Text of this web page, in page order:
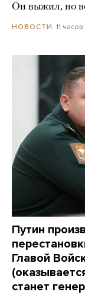
Он выжил, но
НОВОСТИ 11
Путин
Главой
станет